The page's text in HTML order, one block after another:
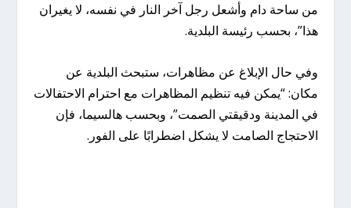
من ساحة دام وأشعل رجل آخر النار في نفسه، لا يغيران
هذا”، بحسب رئيسة البلدية.
وفي حال الإبلاغ عن مظاهرات، ستبحث البلدية عن
مكان: “يمكن فيه تنظيم المظاهرات مع احترام الاحتفالات
في المدينة ودقيقتي الصمت”، وبحسب هالسيما، فإن
الاحتجاج الصامت لا يشكل اضطرابًا على الفور.